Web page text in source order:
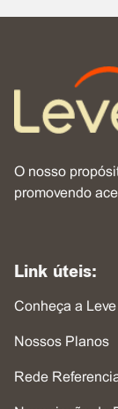
O nosso
promovendo
Link úteis:
Conheça a Leve
Nossos Planos
Rede